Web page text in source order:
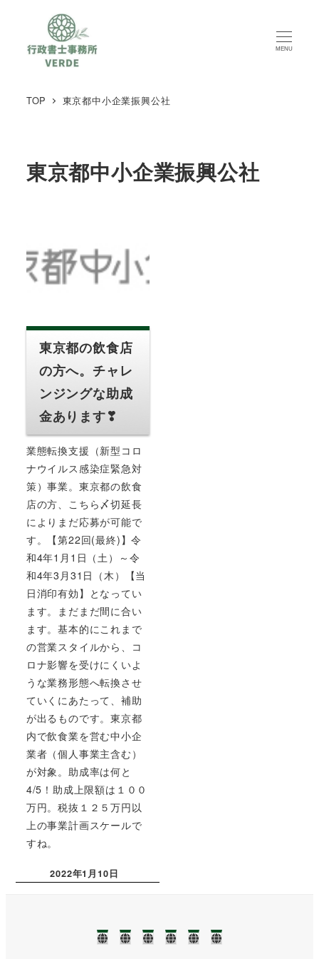
MENU
TOP 東京都中小企業振興公社
東京都中小企業振興公社
東京都の飲食店
の方へ。チャレ
ンジングな助成
金あります❣
業態転換支援（新型コロ
ナウイルス感染症緊急対
策）事業。東京都の飲食
店の方、こちら〆切延長
によりまだ応募が可能で
す。【第22回(最終)】令
和4年1月1日（土）～令
和4年3月31日（木）【当
日消印有効】となってい
ます。まだまだ間に合い
ます。基本的にこれまで
の営業スタイルから、コ
ロナ影響を受けにくいよ
うな業務形態へ転換させ
ていくにあたって、補助
が出るものです。東京都
内で飲食業を営む中小企
業者（個人事業主含む）
が対象。助成率は何と
4/5！助成上限額は１００
万円。税抜１２５万円以
上の事業計画スケールで
すね。
投稿日
2022年1月10日
TOPNEWS❢❢
業
務
ブ
ロ
事
務
お
問